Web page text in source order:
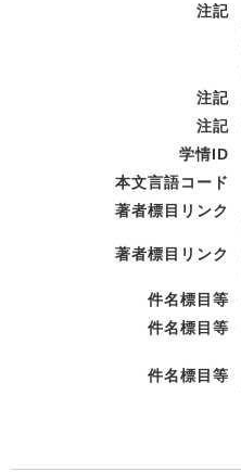
注記
注記
注記
学情ID
本文言語コード
著者標目リンク
著者標目リンク
件名標目等
件名標目等
件名標目等